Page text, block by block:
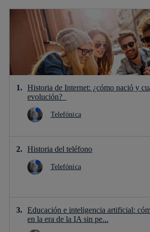
Historia de Internet: ¿cómo nació y
evolución?
Telefónica
Historia del teléfono
Telefónica
Educación e inteligencia artificial:
en la era de la IA sin pe...